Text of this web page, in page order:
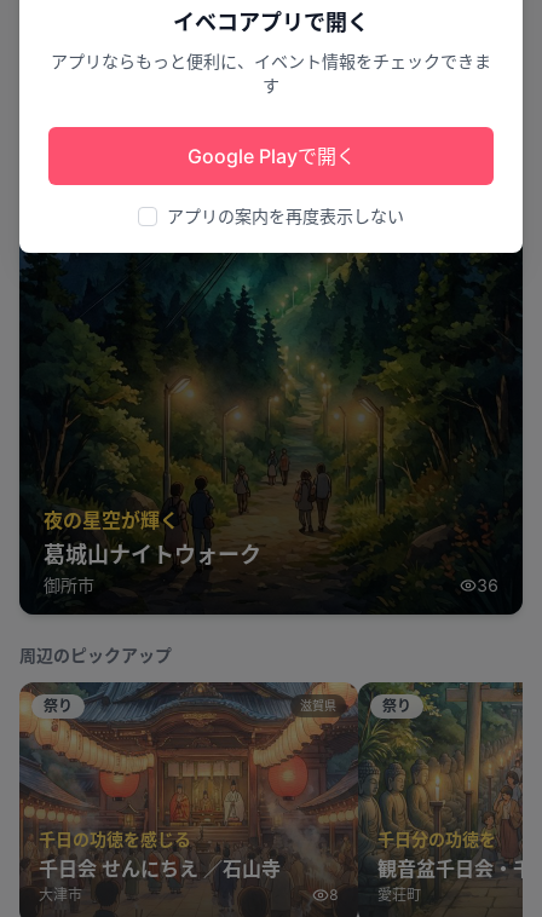
イベコアプリで開く
アプリならもっと便利に、イベント情報をチェックできま
す
Google Playで開く
アプリの案内を再度表示しない
夜の星空が輝く
葛城山ナイトウォーク
御所市 36
周辺のピックアップ
祭り 滋賀県
千日の功徳を感じる
千日会 せんにちえ ／石山寺
大津市 8
祭り
千日分の功徳を
観音盆千日会・千
愛荘町